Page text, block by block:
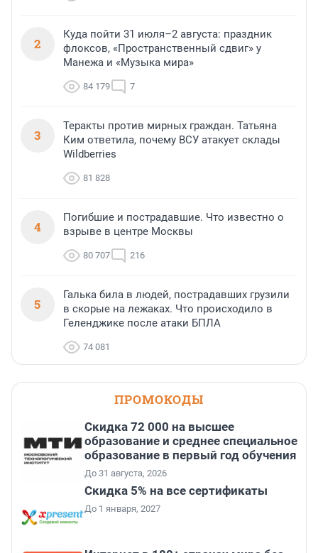
2
Куда пойти 31 июля–2 августа: праздник
флоксов, «Пространственный сдвиг» у
Манежа и «Музыка мира»
84 179 7
3
Теракты против мирных граждан. Татьяна
Ким ответила, почему ВСУ атакует склады
Wildberries
81 828
4
Погибшие и пострадавшие. Что известно о
взрыве в центре Москвы
80 707 216
5
Галька била в людей, пострадавших грузили
в скорые на лежаках. Что происходило в
Геленджике после атаки БПЛА
74 081
ПРОМОКОДЫ
Скидка 72 000 на высшее
образование и среднее специальное
образование в первый год обучения
До 31 августа, 2026
Скидка 5% на все сертификаты
До 1 января, 2027